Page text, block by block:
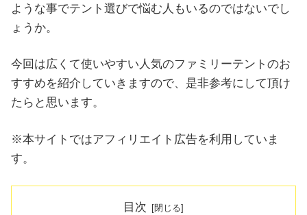
ような事でテント選びで悩む人もいるのではないでし
ょうか。
今回は広くて使いやすい人気のファミリーテントのお
すすめを紹介していきますので、是非参考にして頂け
たらと思います。
※本サイトではアフィリエイト広告を利用していま
す。
目次